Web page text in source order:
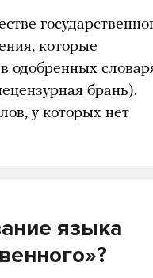
которые
одобренных
брань).
у которых нет
языка